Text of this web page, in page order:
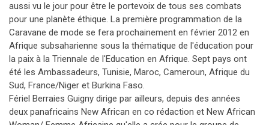
aussi vu le jour pour être le portevoix de tous ses combats
pour une planète éthique. La première programmation de la
Caravane de mode se fera prochainement en février 2012 en
Afrique subsaharienne sous la thématique de l'éducation pour
la paix à la Triennale de l'Education en Afrique. Sept pays ont
été les Ambassadeurs, Tunisie, Maroc, Cameroun, Afrique du
Sud, France/Niger et Burkina Faso.
Fériel Berraies Guigny dirige par ailleurs, depuis des années
deux panafricains New African en co rédaction et New African